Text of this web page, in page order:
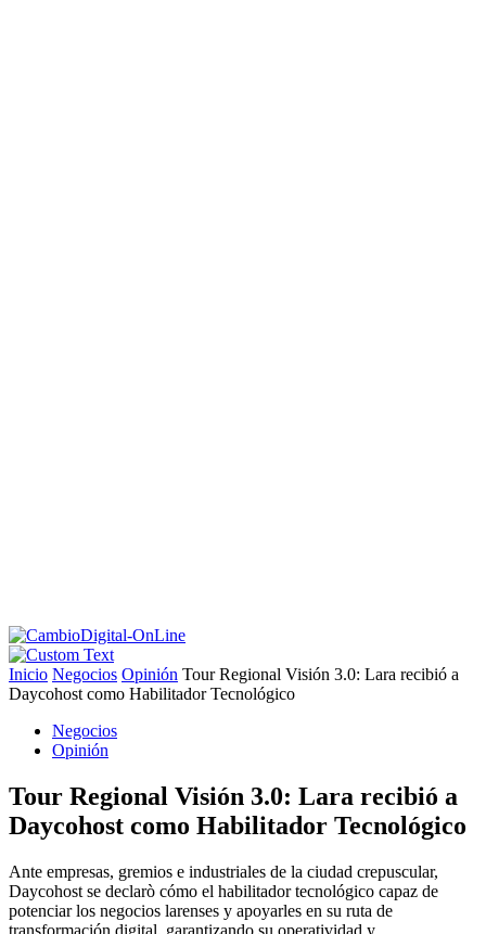
Inicio Negocios Opinión Tour Regional Visión 3.0: Lara recibió a
Daycohost como Habilitador Tecnológico
Negocios
Opinión
Tour Regional Visión 3.0: Lara recibió a
Daycohost como Habilitador Tecnológico
Ante empresas, gremios e industriales de la ciudad crepuscular,
Daycohost se declarò cómo el habilitador tecnológico capaz de
potenciar los negocios larenses y apoyarles en su ruta de
transformación digital, garantizando su operatividad y